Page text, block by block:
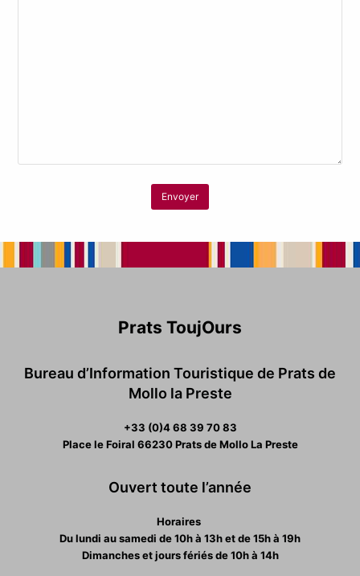
Prats ToujOurs
Bureau d’Information Touristique de Prats de
Mollo la Preste
+33 (0)4 68 39 70 83
Place le Foiral 66230 Prats de Mollo La Preste
Ouvert toute l’année
Horaires
Du lundi au samedi de 10h à 13h et de 15h à 19h
Dimanches et jours fériés de 10h à 14h